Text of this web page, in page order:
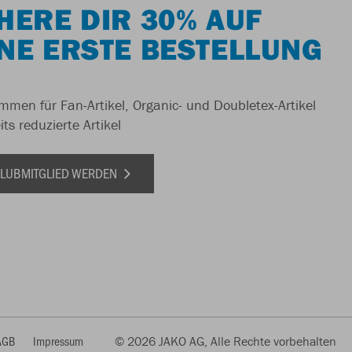
DIR 30% AUF
ERSTE BESTELLUNG
für Fan-Artikel, Organic- und Doubletex-Artikel
reduzierte Artikel
WERDEN
Impressum © 2026 JAKO AG, Alle Rechte vorbehalten